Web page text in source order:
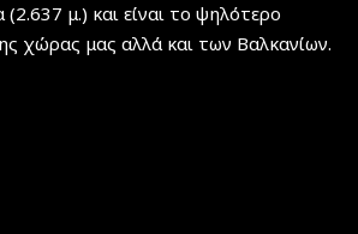
μ.) και είναι το ψηλότερο
χώρας μας αλλά και των Βαλκανίων.